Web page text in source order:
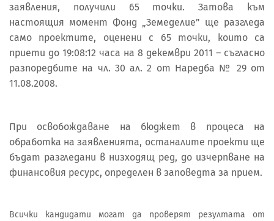
заявления, получили 65 точки. Затова към
настоящия момент Фонд „Земеделие” ще разгледа
само проектите, оценени с 65 точки, които са
приети до 19:08:12 часа на 8 декември 2011 – съгласно
разпоредбите на чл. 30 ал. 2 от Наредба № 29 от
11.08.2008.
При освобождаване на бюджет в процеса на
обработка на заявленията, останалите проекти ще
бъдат разгледани в низходящ ред, до изчерпване на
финансовия ресурс, определен в заповедта за прием.
Всички кандидати могат да проверят резултата от